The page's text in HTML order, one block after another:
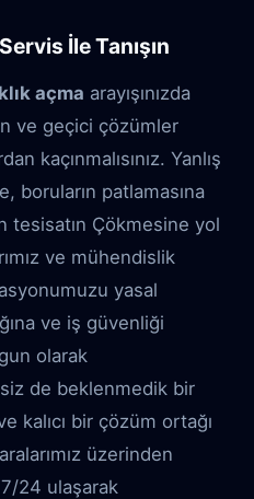
İle Tanışın
açma arayışınızda
ve geçici çözümler
kaçınmalısınız. Yanlış
boruların patlamasına
tesisatın Çökmesine yol
ve mühendislik
yasal
ve iş güvenliği
olarak
de beklenmedik bir
kalıcı bir çözüm ortağı
üzerinden
24 ulaşarak